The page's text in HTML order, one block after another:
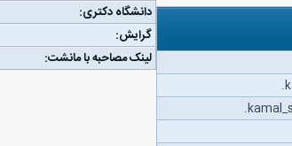
دانشگاه دکتری:
گرایش:
لینک مصاحبه با مانشت: